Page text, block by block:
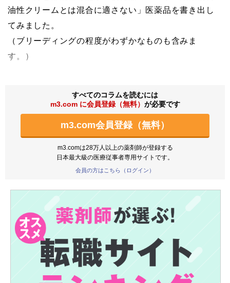
油性クリームとは混合に適さない」医薬品を書き出し
てみました。
（ブリーディングの程度がわずかなものも含みま
す。）
すべてのコラムを読むには
m3.com に会員登録（無料） が必要です
m3.com会員登録（無料）
m3.comは28万人以上の薬剤師が登録する
日本最大級の医療従事者専用サイトです。
会員の方はこちら（ログイン）